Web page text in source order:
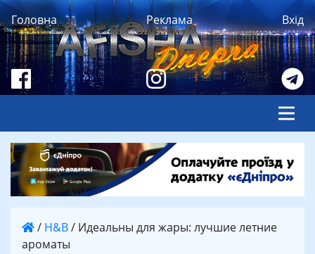
Головна Реклама Вхід
/ H&B/ Идеальны для жары: лучшие летние
ароматы